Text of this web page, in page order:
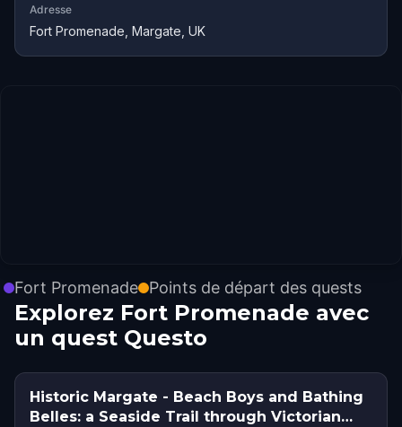
Adresse
Fort Promenade, Margate, UK
Fort Promenade Points de départ des quests
Explorez Fort Promenade avec
un quest Questo
Historic Margate - Beach Boys and Bathing
Belles: a Seaside Trail through Victorian